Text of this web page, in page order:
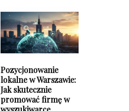
Pozycjonowanie
lokalne w Warszawie:
Jak skutecznie
promować firmę w